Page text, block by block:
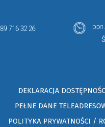
89 716 32 26
DEKLARACJA
PEŁNE DANE
POLITYKA PRYWATNOŚCI /